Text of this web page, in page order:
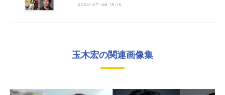
2020-07-08 15:15
玉木宏の関連画像集